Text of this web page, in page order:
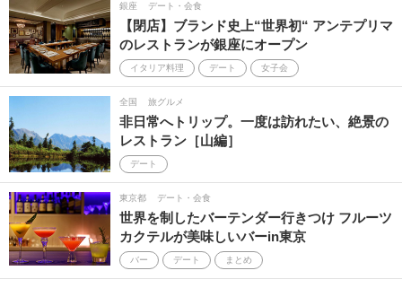
銀座 デート・会食
【閉店】ブランド史上“世界初“ アンテプリマ
のレストランが銀座にオープン
イタリア料理 デート 女子会
全国 旅グルメ
非日常へトリップ。一度は訪れたい、絶景の
レストラン［山編］
デート
東京都 デート・会食
世界を制したバーテンダー行きつけ フルーツ
カクテルが美味しいバーin東京
バー デート まとめ